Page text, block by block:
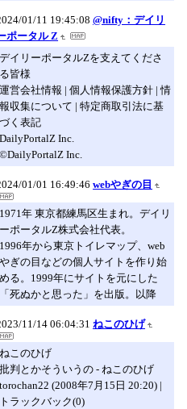
01/11 19:45:08 @nifty：デイリ
ポータル Z
デイリーポータルZを支えてくださ
る皆様
運営会社情報 | 個人情報保護方針 | 情
報収集について | 特定商取引法に基
づく表記
DailyPortalZ Inc.
©DailyPortalZ Inc.
01/01 16:49:46 webやぎの目
1971年 東京都練馬区生まれ。デイリ
ーポータルZ株式会社代表。
1996年から東京トイレマップ、web
やぎの目などの個人サイトを作り始
める。1999年にサイトを元にした
「死ぬかと思った」を出版。以降
11/14 06:04:31 ねこのひげ
ねこのひげ
批判とかそういうの - ねこのひげ
torochan22 (2008年7月15日 20:20) |
トラックバック(0)